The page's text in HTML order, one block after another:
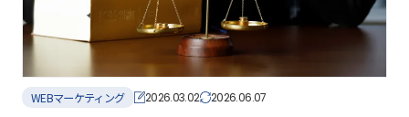
WEBマーケティング 2026.03.02 2026.06.07